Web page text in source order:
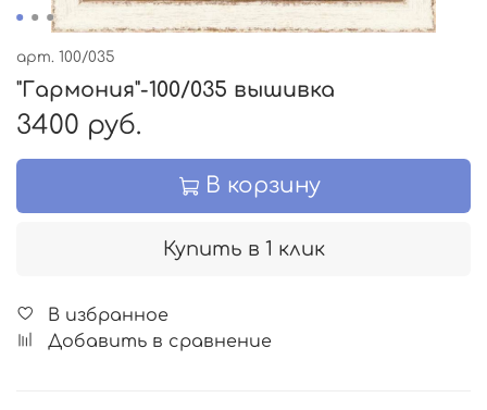
арт. 100/035
"Гармония"-100/035 вышивка
3400 руб.
В корзину
Купить в 1 клик
В избранное
Добавить в сравнение